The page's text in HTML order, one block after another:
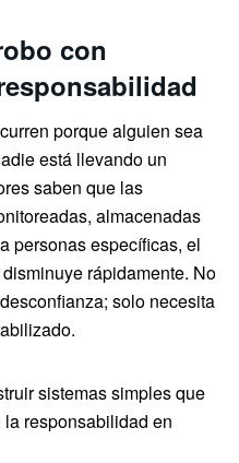
con
porque alguien sea
está llevando un
saben que las
almacenadas
personas específicas, el
rápidamente. No
solo necesita
sistemas simples que
responsabilidad en